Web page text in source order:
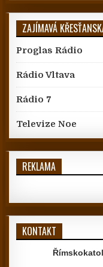
ZAJÍMAVÁ
Proglas Rádio
Rádio Vltava
Rádio 7
Televize Noe
REKLAMA
KONTAKT